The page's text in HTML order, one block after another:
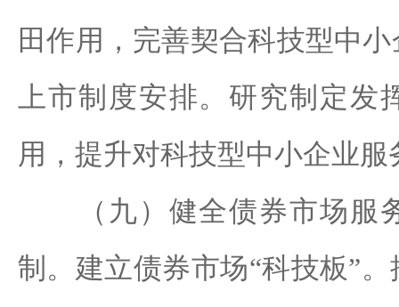
田作用，完善契合科技型中
上市制度安排。研究制定发
用，提升对科技型中小企业
（九）健全债券市场服
制。建立债券市场“科技板”